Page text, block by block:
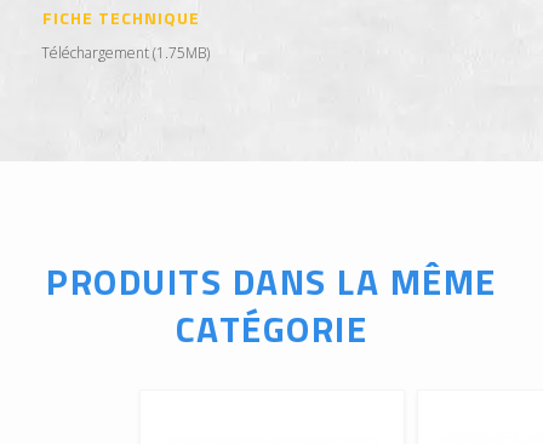
FICHE TECHNIQUE
Téléchargement (1.75MB)
PRODUITS DANS LA MÊME
CATÉGORIE